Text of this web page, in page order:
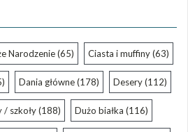
Narodzenie(65) Ciasta i muffiny(63)
Dania główne(178) Desery(112)
/ szkoły(188) Dużo białka (116)